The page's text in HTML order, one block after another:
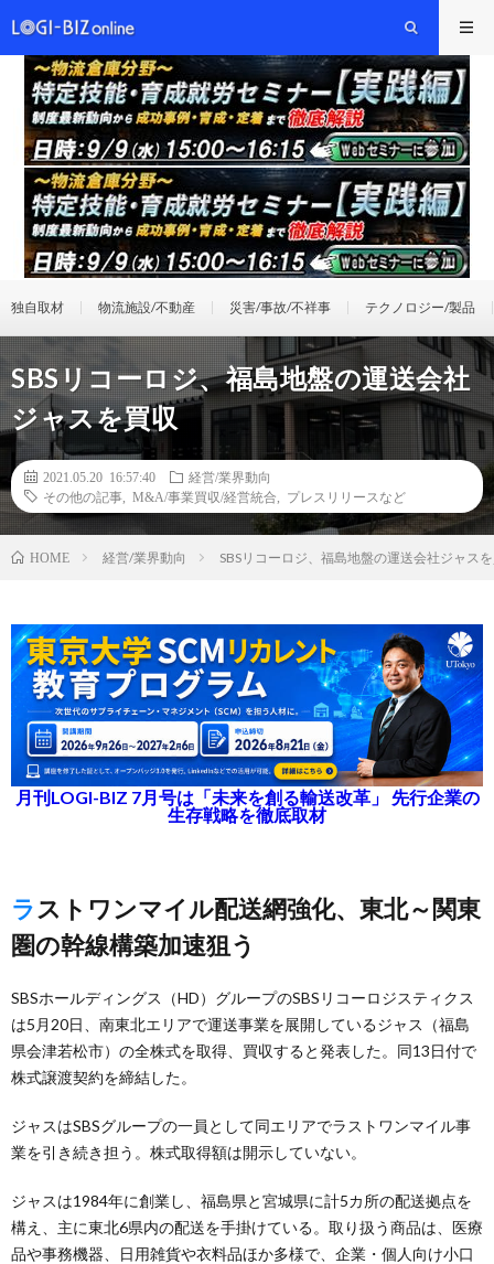
独自取材 物流施設/不動産 災害/事故/不祥事 テクノロジー/製品
SBSリコーロジ、福島地盤の運送会社
ジャスを買収
2021.05.20 16:57:40
経営/業界動向
その他の記事
M&A/事業買収/経営統合 プレスリリースなど
HOME 経営/業界動向 SBSリコーロジ、福島地盤の運送会社ジャス
月刊LOGI-BIZ 7月号は「未来を創る輸送改革」 先行企業の
生存戦略を徹底取材
ラストワンマイル配送網強化、東北～関東
圏の幹線構築加速狙う
SBSホールディングス（HD）グループのSBSリコーロジスティクス
は5月20日、南東北エリアで運送事業を展開しているジャス（福島
県会津若松市）の全株式を取得、買収すると発表した。同13日付で
株式譲渡契約を締結した。
ジャスはSBSグループの一員として同エリアでラストワンマイル事
業を引き続き担う。株式取得額は開示していない。
ジャスは1984年に創業し、福島県と宮城県に計5カ所の配送拠点を
構え、主に東北6県内の配送を手掛けている。取り扱う商品は、医療
品や事務機器、日用雑貨や衣料品ほか多様で、企業・個人向け小口